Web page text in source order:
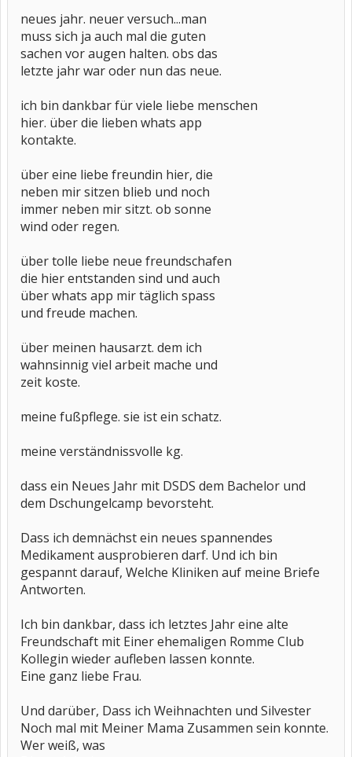
neues jahr. neuer versuch...man
muss sich ja auch mal die guten
sachen vor augen halten. obs das
letzte jahr war oder nun das neue.
ich bin dankbar für viele liebe menschen
hier. über die lieben whats app
kontakte.
über eine liebe freundin hier, die
neben mir sitzen blieb und noch
immer neben mir sitzt. ob sonne
wind oder regen.
über tolle liebe neue freundschafen
die hier entstanden sind und auch
über whats app mir täglich spass
und freude machen.
über meinen hausarzt. dem ich
wahnsinnig viel arbeit mache und
zeit koste.
meine fußpflege. sie ist ein schatz.
meine verständnissvolle kg.
dass ein Neues Jahr mit DSDS dem Bachelor und
dem Dschungelcamp bevorsteht.
Dass ich demnächst ein neues spannendes
Medikament ausprobieren darf. Und ich bin
gespannt darauf, Welche Kliniken auf meine Briefe
Antworten.
Ich bin dankbar, dass ich letztes Jahr eine alte
Freundschaft mit Einer ehemaligen Romme Club
Kollegin wieder aufleben lassen konnte.
Eine ganz liebe Frau.
Und darüber, Dass ich Weihnachten und Silvester
Noch mal mit Meiner Mama Zusammen sein konnte.
Wer weiß, was